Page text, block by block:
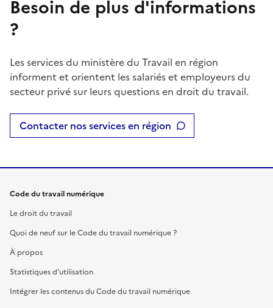
Besoin de plus d'informations
?
Les services du ministère du Travail en région
informent et orientent les salariés et employeurs du
secteur privé sur leurs questions en droit du travail.
Contacter nos services en région
Code du travail numérique
Le droit du travail
Quoi de neuf sur le Code du travail numérique ?
À propos
Statistiques d'utilisation
Intégrer les contenus du Code du travail numérique